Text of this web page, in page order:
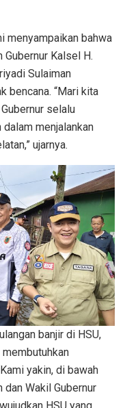
menyampaikan bahwa
Kalsel H.
Sulaiman
bencana. “Mari kita
selalu
menjalankan
ujarnya.
banjir di HSU,
yakin, di bawah
dan Wakil Gubernur